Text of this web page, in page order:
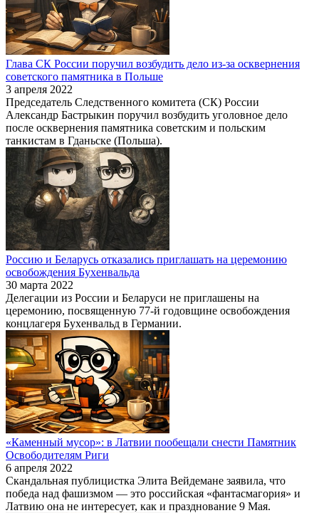
Глава СК России поручил возбудить дело из-за осквернения
советского памятника в Польше
3 апреля 2022
Председатель Следственного комитета (СК) России
Александр Бастрыкин поручил возбудить уголовное дело
после осквернения памятника советским и польским
танкистам в Гданьске (Польша).
Россию и Беларусь отказались приглашать на церемонию
освобождения Бухенвальда
30 марта 2022
Делегации из России и Беларуси не приглашены на
церемонию, посвященную 77-й годовщине освобождения
концлагеря Бухенвальд в Германии.
«Каменный мусор»: в Латвии пообещали снести Памятник
Освободителям Риги
6 апреля 2022
Скандальная публицистка Элита Вейдемане заявила, что
победа над фашизмом — это российская «фантасмагория» и
Латвию она не интересует, как и празднование 9 Мая.